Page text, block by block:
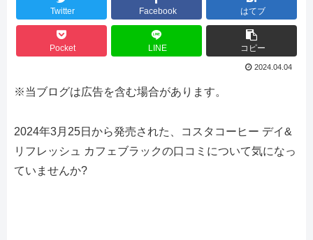
Twitter Facebook はてブ
Pocket LINE コピー
2024.04.04
※当ブログは広告を含む場合があります。
2024年3月25日から発売された、コスタコーヒー デイ&
リフレッシュ カフェブラックの口コミについて気になっ
ていませんか?